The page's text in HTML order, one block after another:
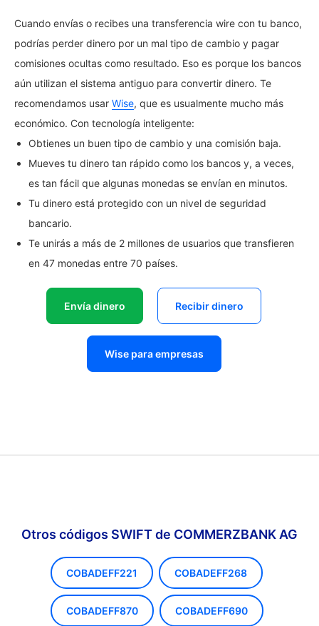
Cuando envías o recibes una transferencia wire con tu banco,
podrías perder dinero por un mal tipo de cambio y pagar
comisiones ocultas como resultado. Eso es porque los bancos
aún utilizan el sistema antiguo para convertir dinero. Te
recomendamos usar Wise, que es usualmente mucho más
económico. Con tecnología inteligente:
Obtienes un buen tipo de cambio y una comisión baja.
Mueves tu dinero tan rápido como los bancos y, a veces,
es tan fácil que algunas monedas se envían en minutos.
Tu dinero está protegido con un nivel de seguridad
bancario.
Te unirás a más de 2 millones de usuarios que transfieren
en 47 monedas entre 70 países.
Envía dinero Recibir dinero
Wise para empresas
Otros códigos SWIFT de COMMERZBANK AG
COBADEFF221 COBADEFF268
COBADEFF870 COBADEFF690